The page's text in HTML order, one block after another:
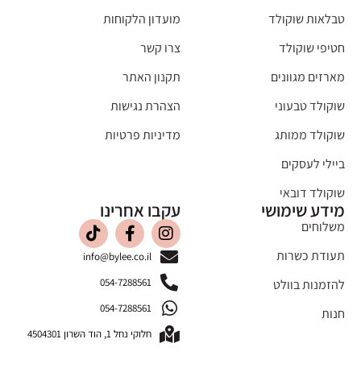
טבלאות שוקולד
חטיפי שוקולד
מארזים מגוונים
שוקולד טבעוני
שוקולד ממותג
ביילי לעסקים
שוקולד דובאי
מועדון הלקוחות
צרו קשר
תקנון האתר
הצהרת נגישות
מדיניות פרטיות
מידע שימושי
משלוחים
תעודת כשרות
להזמנות בוולט
חנות
עקבו אחרינו
info@bylee.co.il
054-7288561
054-7288561
חלוקי נחל 1, הוד השרון 4504301